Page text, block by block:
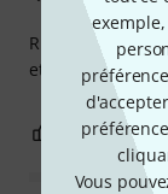
Vous
Rien à dire le
et plein d'autres
0